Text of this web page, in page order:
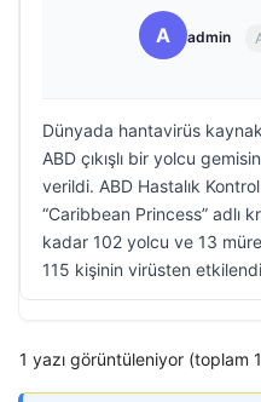
A admin
Dünyada hantavirüs
ABD çıkışlı bir yolcu
verildi. ABD Hastalık
“Caribbean Princess” adlı
kadar 102 yolcu ve 13
115 kişinin virüsten
1 yazı görüntüleniyor (toplam